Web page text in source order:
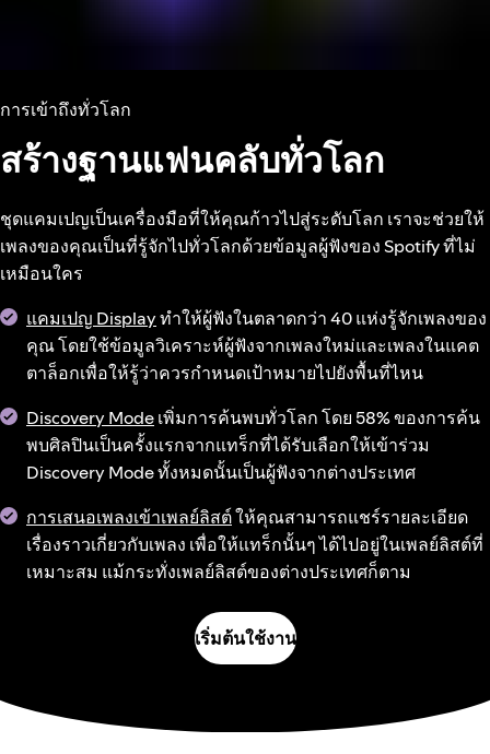
การเข้าถึงทั่วโลก
สร้างฐานแฟนคลับทั่วโลก
ชุดแคมเปญเป็นเครื่องมือที่ให้คุณก้าวไปสู่ระดับโลก เราจะช่วยให้
เพลงของคุณเป็นที่รู้จักไปทั่วโลกด้วยข้อมูลผู้ฟังของ Spotify ที่ไม่
เหมือนใคร
แคมเปญ Displayทำให้ผู้ฟังในตลาดกว่า 40 แห่งรู้จักเพลงของ
คุณ โดยใช้ข้อมูลวิเคราะห์ผู้ฟังจากเพลงใหม่และเพลงในแคต
ตาล็อกเพื่อให้รู้ว่าควรกำหนดเป้าหมายไปยังพื้นที่ไหน
Discovery Modeเพิ่มการค้นพบทั่วโลก โดย 58% ของการค้น
พบศิลปินเป็นครั้งแรกจากแทร็กที่ได้รับเลือกให้เข้าร่วม
Discovery Mode ทั้งหมดนั้นเป็นผู้ฟังจากต่างประเทศ
การเสนอเพลงเข้าเพลย์ลิสต์ให้คุณสามารถแชร์รายละเอียด
เรื่องราวเกี่ยวกับเพลง เพื่อให้แทร็กนั้นๆ ได้ไปอยู่ในเพลย์ลิสต์ที่
เหมาะสม แม้กระทั่งเพลย์ลิสต์ของต่างประเทศก็ตาม
เริ่มต้นใช้งาน